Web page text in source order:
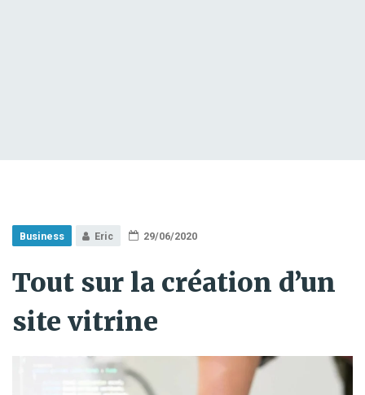
Business Eric 29/06/2020
Tout sur la création d’un
site vitrine